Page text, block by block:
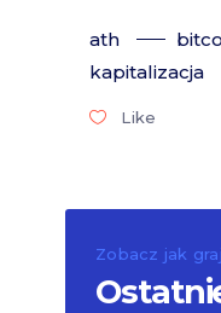
ath
kapitalizacja
Like
Zobacz jak